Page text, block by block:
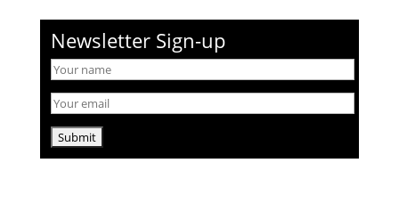
Newsletter Sign-up